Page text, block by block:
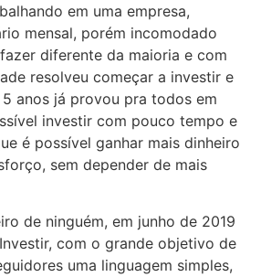
em uma empresa,
mensal, porém incomodado
diferente da maioria e com
resolveu começar a investir e
anos já provou pra todos em
investir com pouco tempo e
é possível ganhar mais dinheiro
sem depender de mais
de ninguém, em junho de 2019
com o grande objetivo de
uma linguagem simples,